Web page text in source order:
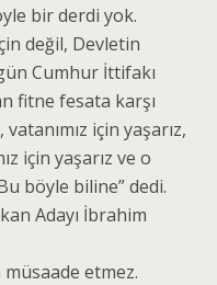
bir derdi yok.
değil, Devletin
Cumhur İttifakı
fitne fesata karşı
için yaşarız,
için yaşarız ve o
böyle biline” dedi.
Adayı İbrahim
etmez.